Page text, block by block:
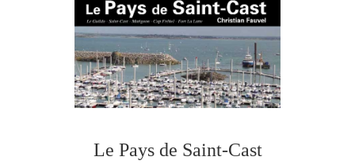
Le Pays de Saint-Cast